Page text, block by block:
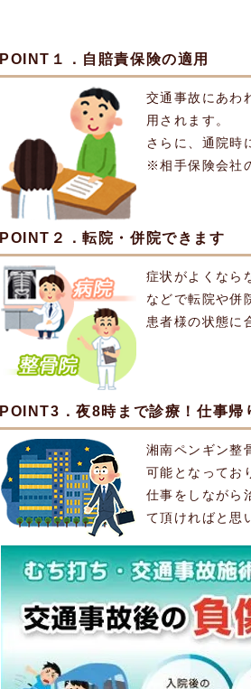
POINT１．自賠責保険の適用
交通事故にあわ
用されます。
さらに、通院時
※相手保険会社
POINT２．転院・併院できます
症状がよくなら
などで転院や併
患者様の状態に
POINT3．夜8時まで診療！仕事帰
湘南ペンギン整
可能となってお
仕事をしながら
て頂ければと思